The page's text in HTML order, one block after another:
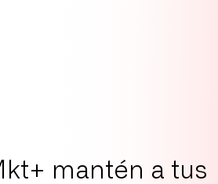
mantén a tus